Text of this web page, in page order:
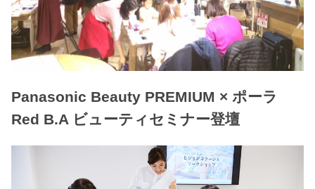
Panasonic Beauty PREMIUM × ポーラ
Red B.A ビューティセミナー登壇